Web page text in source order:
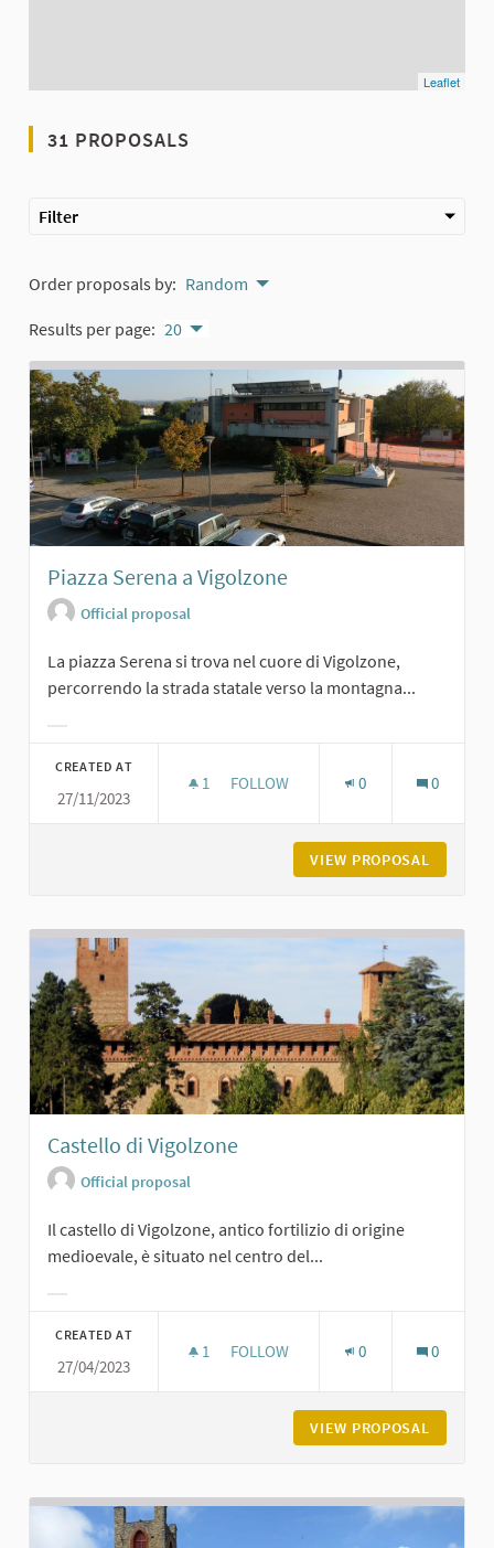
Leaflet
31 PROPOSALS
Filter
Order proposals by: Random
Results per page: 20
Piazza Serena a Vigolzone
Official proposal
La piazza Serena si trova nel cuore di Vigolzone,
percorrendo la strada statale verso la montagna...
CREATED AT
27/11/2023
1 1 FOLLOWER
FOLLOW 0 0
VIEW PROPOSAL
Castello di Vigolzone
Official proposal
Il castello di Vigolzone, antico fortilizio di origine
medioevale, è situato nel centro del...
CREATED AT
27/04/2023
1 1 FOLLOWER
FOLLOW 0 0
VIEW PROPOSAL